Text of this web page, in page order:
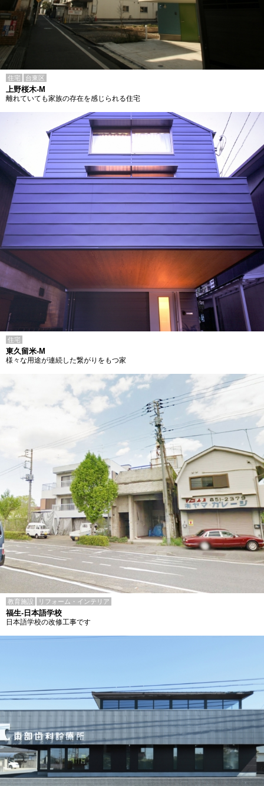
住宅 台東区
上野桜木-M
離れていても家族の存在を感じられる住宅
住宅
東久留米-M
様々な用途が連続した繋がりをもつ家
教育施設 リフォーム・インテリア
福生-日本語学校
日本語学校の改修工事です